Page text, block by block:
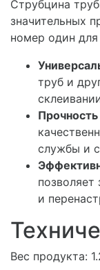
Струбцина
значительных
номер один
труб и
службы и
позволяет
и
Вес продукта: